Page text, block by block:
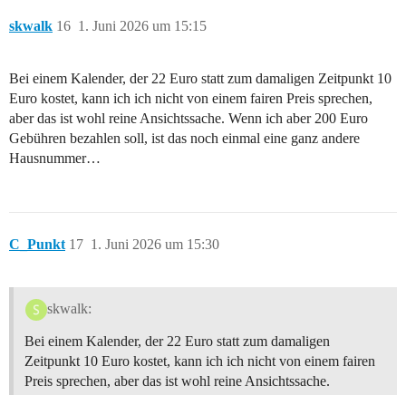
skwalk 1. Juni 2026 um 15:15
16
Bei einem Kalender, der 22 Euro statt zum damaligen Zeitpunkt 10
Euro kostet, kann ich ich nicht von einem fairen Preis sprechen,
aber das ist wohl reine Ansichtssache. Wenn ich aber 200 Euro
Gebühren bezahlen soll, ist das noch einmal eine ganz andere
Hausnummer…
C_Punkt 1. Juni 2026 um 15:30
17
skwalk:
Bei einem Kalender, der 22 Euro statt zum damaligen
Zeitpunkt 10 Euro kostet, kann ich ich nicht von einem fairen
Preis sprechen, aber das ist wohl reine Ansichtssache.